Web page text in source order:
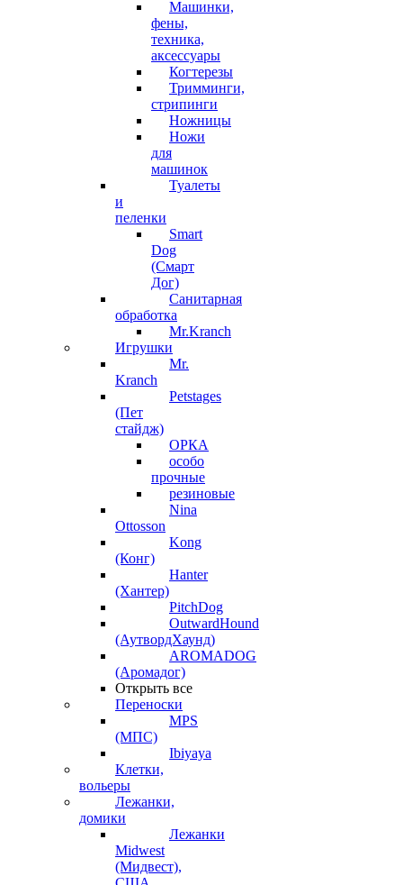
Машинки,
фены,
техника,
аксессуары
Когтерезы
Тримминги,
стрипинги
Ножницы
Ножи
для
машинок
Туалеты
и
пеленки
Smart
Dog
(Смарт
Дог)
Санитарная
обработка
Mr.Kranch
Игрушки
Mr.
Kranch
Petstages
(Пет
стайдж)
ОРКА
особо
прочные
резиновые
Nina
Ottosson
Kong
(Конг)
Hanter
(Хантер)
PitchDog
OutwardHound
(АутвордХаунд)
AROMADOG
(Аромадог)
Открыть все
Переноски
MPS
(МПС)
Ibiyaya
Клетки,
вольеры
Лежанки,
домики
Лежанки
Midwest
(Мидвест),